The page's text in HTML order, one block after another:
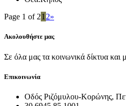
Page 1 of 21 2»
Ακολουθήστε μας
Σε όλα μας τα κοινωνικά δίκτυα και
Επικοινωνία
Οδός Ριζόμυλου-Κορώνης,